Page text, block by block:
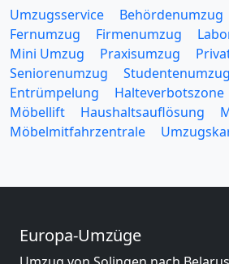
Umzugsservice Behördenumzug
Fernumzug
Firmenumzug
Mini Umzug
Praxisumzug
Seniorenumzug
Studentenumzug
Entrümpelung
Halteverbotszone
Möbellift
Haushaltsauflösung
Möbelmitfahrzentrale
Europa-Umzüge